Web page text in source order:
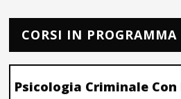
CORSI IN PROGRAMMA
Psicologia Criminale